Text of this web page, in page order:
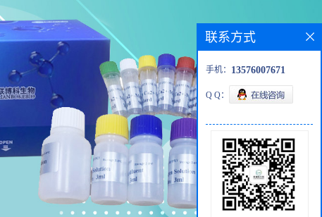
联系方式
手机： 13576007671
Q Q：